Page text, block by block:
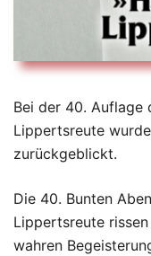
Bei der 40. Auflage
Lippertsreute
zurückgeblickt.
Die 40. Bunten
Lippertsreute
wahren